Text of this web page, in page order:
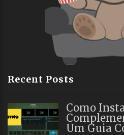
Recent Posts
Como
Um Guia